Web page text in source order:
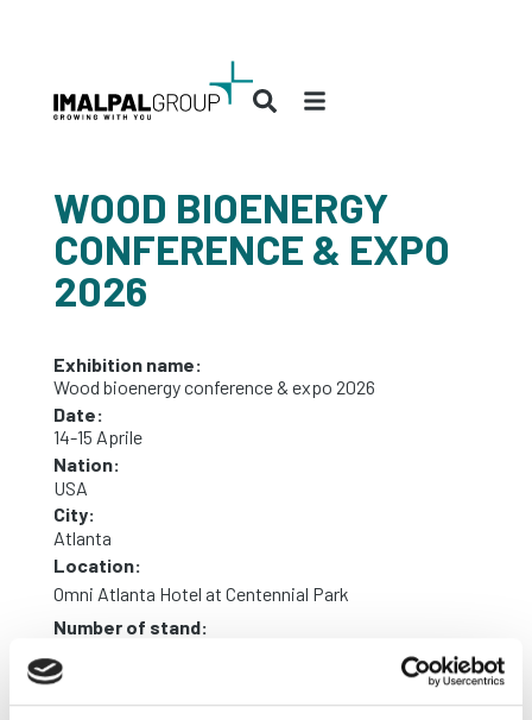
WOOD BIOENERGY
CONFERENCE & EXPO
2026
Exhibition name:
Wood bioenergy conference & expo 2026
Date:
14-15 Aprile
Nation:
USA
City:
Atlanta
Location:
Omni Atlanta Hotel at Centennial Park
Number of stand:
Website:
Visit